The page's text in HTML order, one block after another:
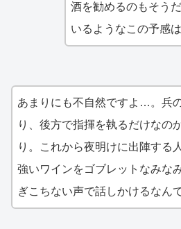
酒を勧めるのもそう
いるようなこの予感
あまりにも不自然ですよ…。兵
り、後方で指揮を執るだけなの
り。これから夜明けに出陣する
強いワインをゴブレットなみな
ぎこちない声で話しかけるなん